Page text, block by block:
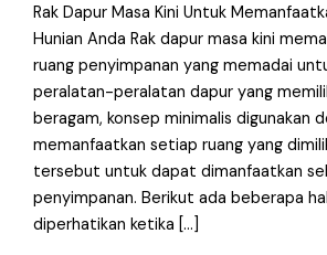
Rak Dapur Masa Kini Untuk
Hunian Anda Rak dapur masa kini
ruang penyimpanan yang memadai
peralatan-peralatan dapur yang
beragam, konsep minimalis digunakan
memanfaatkan setiap ruang yang
tersebut untuk dapat dimanfaatkan
penyimpanan. Berikut ada beberapa
diperhatikan ketika […]